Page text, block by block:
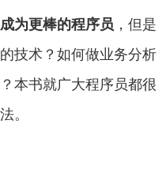
成为更棒的程序员 ，但是
技术？如何做业务分析
本书就广大程序员都很
。